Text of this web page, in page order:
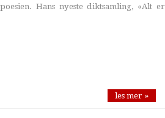
Hans nyeste diktsamling, «Alt er
les mer »